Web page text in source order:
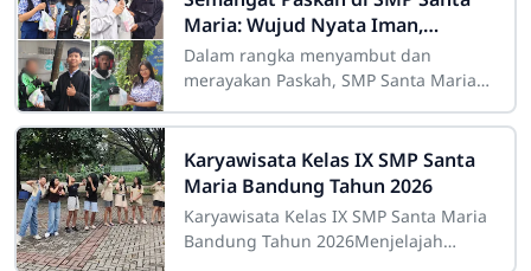
Maria: Wujud Nyata Iman,
Kepedulian, dan Aksi Nyata
Dalam rangka menyambut dan
merayakan Paskah, SMP Santa Maria
kegiatan rohani dan sosial yang penuh
makna. Kegiatan ini
Karyawisata Kelas IX SMP Santa
Maria Bandung Tahun 2026
Karyawisata Kelas IX SMP Santa Maria
Bandung Tahun 2026Menjelajah